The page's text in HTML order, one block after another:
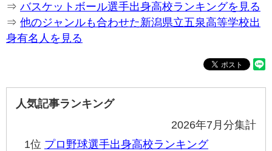
⇒ バスケットボール選手出身高校ランキングを見る
⇒ 他のジャンルも合わせた新潟県立五泉高等学校出
身有名人を見る
人気記事ランキング
2026年7月分集計
1位 プロ野球選手出身高校ランキング